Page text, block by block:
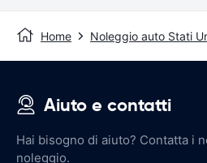
Home Noleggio auto Stati
Aiuto e contatti
Hai bisogno di aiuto? Contatta i
noleggio.